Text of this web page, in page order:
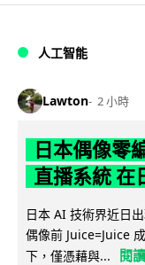
人工智能
Lawton 2 小時
日本偶像零
直播系統 在
日本 AI 技術界近日
偶像前 Juice=Juice
下，僅憑藉與...
閱